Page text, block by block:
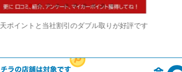
ポイントと当社割引のダブル取りが好評です